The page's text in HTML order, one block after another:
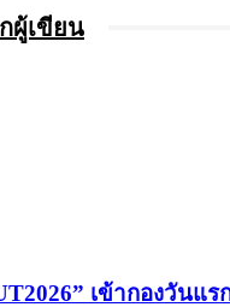
ผู้เขียน
เข้ากองวัน